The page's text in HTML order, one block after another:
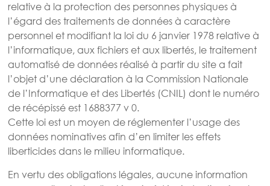
relative à la protection des personnes physiques à
l’égard des traitements de données à caractère
personnel et modifiant la loi du 6 janvier 1978 relative à
l’informatique, aux fichiers et aux libertés, le traitement
automatisé de données réalisé à partir du site a fait
l’objet d’une déclaration à la Commission Nationale
de l’Informatique et des Libertés (CNIL) dont le numéro
de récépissé est 1688377 v 0.
Cette loi est un moyen de réglementer l’usage des
données nominatives afin d’en limiter les effets
liberticides dans le milieu informatique.
En vertu des obligations légales, aucune information